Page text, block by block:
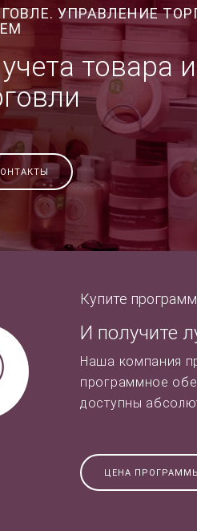
УПРАВЛЕНИЕ
товара
Купите
И получите
Наша компания
программное
доступны
ЦЕНА